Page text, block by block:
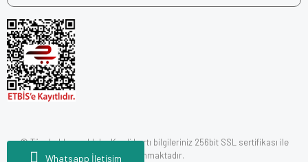
Whatsapp İletişim
© Tüm hakları saklıdır. Kredi kartı bilgileriniz 256bit SSL sertifikası ile
korunmaktadır.